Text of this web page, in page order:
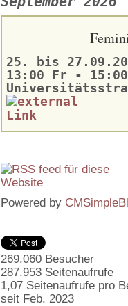
25. bis
13:00 Fr - 15:00
Powered by
269.060 Besucher
287.953 Seitenaufrufe
1,07 Seitenaufrufe pro
seit Feb. 2023